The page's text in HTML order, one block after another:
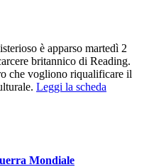
è apparso martedì 2
britannico di Reading.
che vogliono riqualificare il
Leggi la scheda
Mondiale